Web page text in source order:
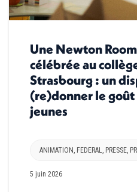
Une Newton
célébrée au
Strasbourg : un
(re)donner le goût
jeunes
ANIMATION , FEDERAL, PRESSE,
5 juin 2026